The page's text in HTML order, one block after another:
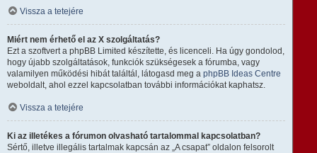
Vissza a tetejére
Miért nem érhető el az X szolgáltatás?
Ezt a szoftvert a phpBB Limited készítette, és licenceli. Ha úgy gondolod,
hogy újabb szolgáltatások, funkciók szükségesek a fórumba, vagy
valamilyen működési hibát találtál, látogasd meg a phpBB Ideas Centre
weboldalt, ahol ezzel kapcsolatban további információkat kaphatsz.
Vissza a tetejére
Ki az illetékes a fórumon olvasható tartalommal kapcsolatban?
Sértő, illetve illegális tartalmak kapcsán az „A csapat” oldalon felsorolt